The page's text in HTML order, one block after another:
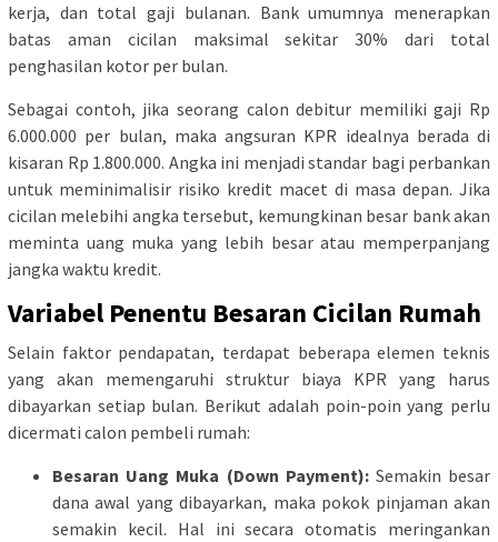
kerja, dan total gaji bulanan. Bank umumnya menerapkan
batas aman cicilan maksimal sekitar 30% dari total
penghasilan kotor per bulan.
Sebagai contoh, jika seorang calon debitur memiliki gaji Rp
6.000.000 per bulan, maka angsuran KPR idealnya berada di
kisaran Rp 1.800.000. Angka ini menjadi standar bagi perbankan
untuk meminimalisir risiko kredit macet di masa depan. Jika
cicilan melebihi angka tersebut, kemungkinan besar bank akan
meminta uang muka yang lebih besar atau memperpanjang
jangka waktu kredit.
Variabel Penentu Besaran Cicilan Rumah
Selain faktor pendapatan, terdapat beberapa elemen teknis
yang akan memengaruhi struktur biaya KPR yang harus
dibayarkan setiap bulan. Berikut adalah poin-poin yang perlu
dicermati calon pembeli rumah:
Besaran Uang Muka (Down Payment):Semakin besar
dana awal yang dibayarkan, maka pokok pinjaman akan
semakin kecil. Hal ini secara otomatis meringankan